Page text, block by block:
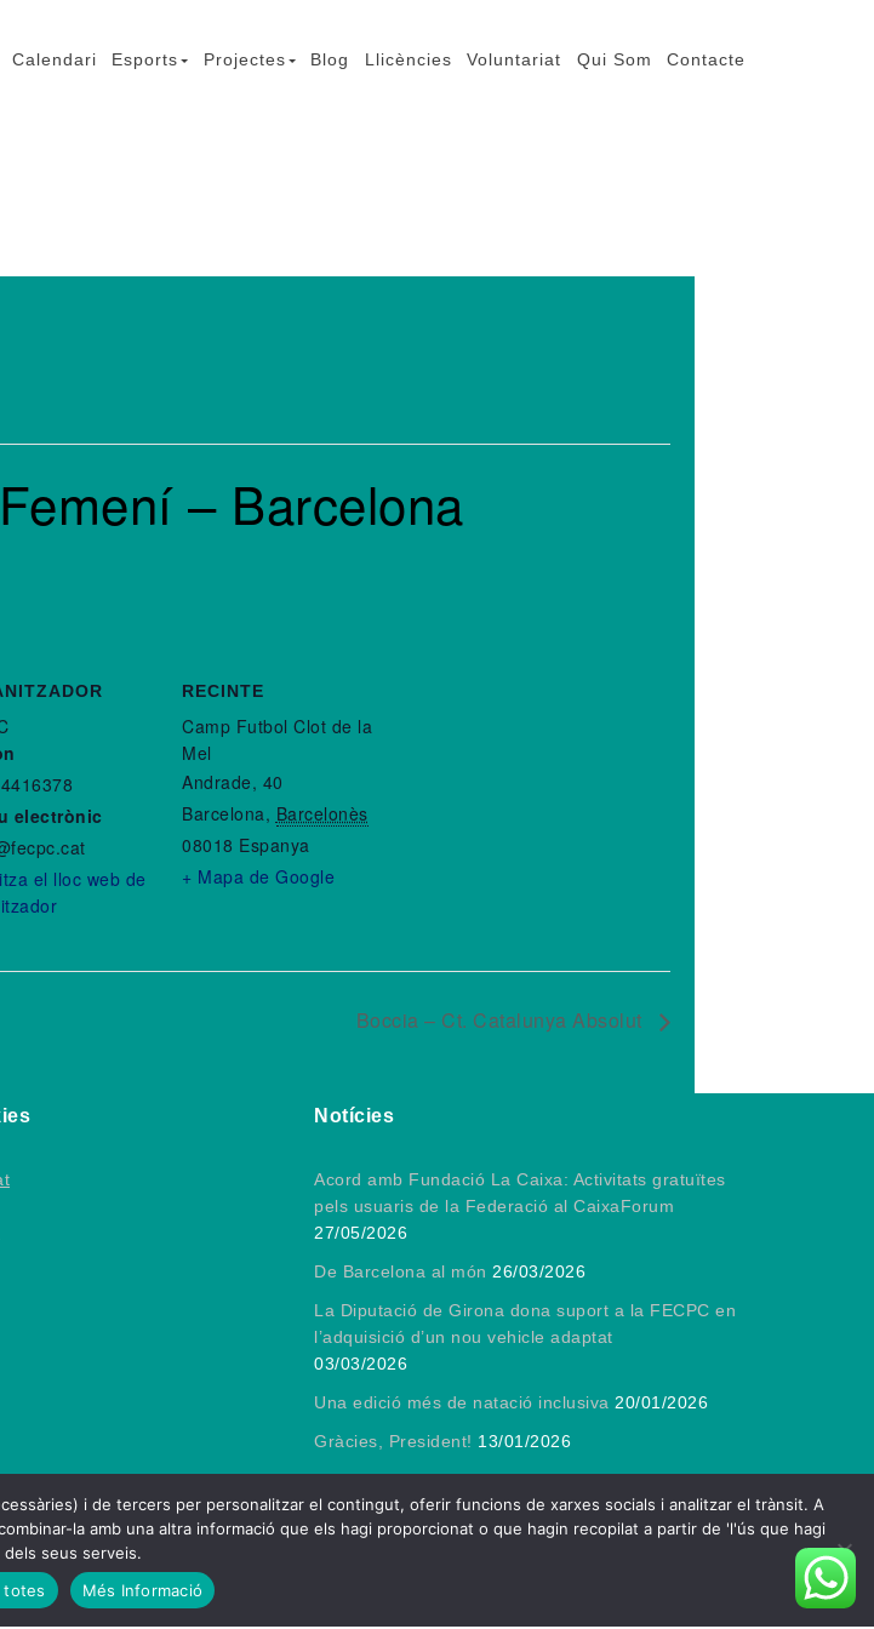
Calendari Esports Projectes Blog Llicències Voluntariat Qui Som Contacte
– Barcelona
electrònic
el lloc web de
RECINTE
Camp Futbol Clot de la
Mel
Andrade, 40
Barcelona, Barcelonès
08018 Espanya
+ Mapa de Google
Boccia – Ct. Catalunya Absolut
Notícies
Acord amb Fundació La Caixa: Activitats gratuïtes
pels usuaris de la Federació al CaixaForum
27/05/2026
De Barcelona al món 26/03/2026
La Diputació de Girona dona suport a la FECPC en
l’adquisició d’un nou vehicle adaptat
03/03/2026
Una edició més de natació inclusiva 20/01/2026
Gràcies, President! 13/01/2026
Persones amb Lesió Cerebral
i de tercers per personalitzar el contingut, oferir funcions de xarxes socials i analitzar el trànsit. A
la amb una altra informació que els hagi proporcionat o que hagin recopilat a partir de 'l'ús que hagi
seus serveis.
totes
Més Informació